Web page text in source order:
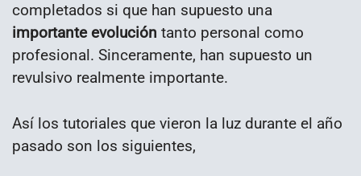
completados si que han supuesto una
importante evolución tanto personal como
profesional. Sinceramente, han supuesto un
revulsivo realmente importante.
Así los tutoriales que vieron la luz durante el año
pasado son los siguientes,